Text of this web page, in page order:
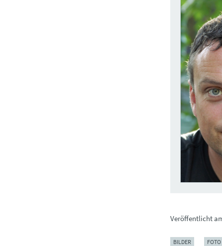
Veröffentlicht
BILDER FOTO